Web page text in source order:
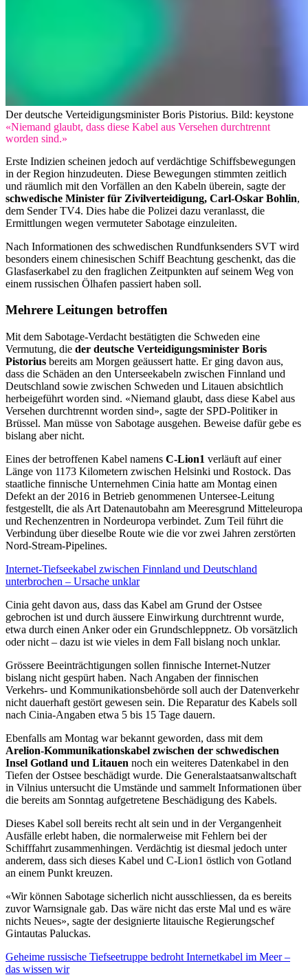
Der deutsche Verteidigungsminister Boris Pistorius. Bild: keystone
«Niemand glaubt, dass diese Kabel aus Versehen durchtrennt
worden sind.»
Erste Indizien scheinen jedoch auf verdächtige Schiffsbewegungen
in der Region hinzudeuten. Diese Bewegungen stimmten zeitlich
und räumlich mit den Vorfällen an den Kabeln überein, sagte der
schwedische Minister für Zivilverteidigung, Carl-Oskar Bohlin,
dem Sender TV4. Dies habe die Polizei dazu veranlasst, die
Ermittlungen wegen vermuteter Sabotage einzuleiten.
Nach Informationen des schwedischen Rundfunksenders SVT wird
besonders einem chinesischen Schiff Beachtung geschenkt, das die
Glasfaserkabel zu den fraglichen Zeitpunkten auf seinem Weg von
einem russischen Ölhafen passiert haben soll.
Mehrere Leitungen betroffen
Mit dem Sabotage-Verdacht bestätigten die Schweden eine
Vermutung, die der deutsche Verteidigungsminister Boris
Pistorius bereits am Morgen geäussert hatte. Er ging davon aus,
dass die Schäden an den Unterseekabeln zwischen Finnland und
Deutschland sowie zwischen Schweden und Litauen absichtlich
herbeigeführt worden sind. «Niemand glaubt, dass diese Kabel aus
Versehen durchtrennt worden sind», sagte der SPD-Politiker in
Brüssel. Man müsse von Sabotage ausgehen. Beweise dafür gebe es
bislang aber nicht.
Eines der betroffenen Kabel namens C-Lion1 verläuft auf einer
Länge von 1173 Kilometern zwischen Helsinki und Rostock. Das
staatliche finnische Unternehmen Cinia hatte am Montag einen
Defekt an der 2016 in Betrieb genommenen Untersee-Leitung
festgestellt, die als Art Datenautobahn am Meeresgrund Mitteleuropa
und Rechenzentren in Nordeuropa verbindet. Zum Teil führt die
Verbindung über dieselbe Route wie die vor zwei Jahren zerstörten
Nord-Stream-Pipelines.
Internet-Tiefseekabel zwischen Finnland und Deutschland
unterbrochen – Ursache unklar
Cinia geht davon aus, dass das Kabel am Grund der Ostsee
gebrochen ist und durch äussere Einwirkung durchtrennt wurde,
etwa durch einen Anker oder ein Grundschleppnetz. Ob vorsätzlich
oder nicht – dazu ist wie vieles in dem Fall bislang noch unklar.
Grössere Beeinträchtigungen sollen finnische Internet-Nutzer
bislang nicht gespürt haben. Nach Angaben der finnischen
Verkehrs- und Kommunikationsbehörde soll auch der Datenverkehr
nicht dauerhaft gestört gewesen sein. Die Reparatur des Kabels soll
nach Cinia-Angaben etwa 5 bis 15 Tage dauern.
Ebenfalls am Montag war bekannt geworden, dass mit dem
Arelion-Kommunikationskabel zwischen der schwedischen
Insel Gotland und Litauen noch ein weiteres Datenkabel in den
Tiefen der Ostsee beschädigt wurde. Die Generalstaatsanwaltschaft
in Vilnius untersucht die Umstände und sammelt Informationen über
die bereits am Sonntag aufgetretene Beschädigung des Kabels.
Dieses Kabel soll bereits recht alt sein und in der Vergangenheit
Ausfälle erlebt haben, die normalerweise mit Fehlern bei der
Schifffahrt zusammenhingen. Verdächtig ist diesmal jedoch unter
anderem, dass sich dieses Kabel und C-Lion1 östlich von Gotland
an einem Punkt kreuzen.
«Wir können Sabotage sicherlich nicht ausschliessen, da es bereits
zuvor Warnsignale gab. Das wäre nicht das erste Mal und es wäre
nichts Neues», sagte der designierte litauische Regierungschef
Gintautas Paluckas.
Geheime russische Tiefseetruppe bedroht Internetkabel im Meer –
das wissen wir